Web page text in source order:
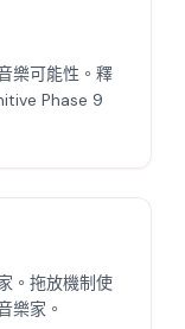
樂可能性。釋
Phase 9
。拖放機制使
樂家。